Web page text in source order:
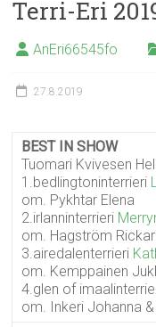
23
terrierirodun
rotujärjestö
Terri-Eri
AnEri66545fo
27.8.2019
BEST IN SHOW
Tuomari Kvivesen
1.bedlingtoninterrieri
om. Pykhtar Elena
2.irlanninterrieri
om. Hagström
3.airedalenterrieri
om. Kemppainen
4.glen of
om. Inkeri Johanna